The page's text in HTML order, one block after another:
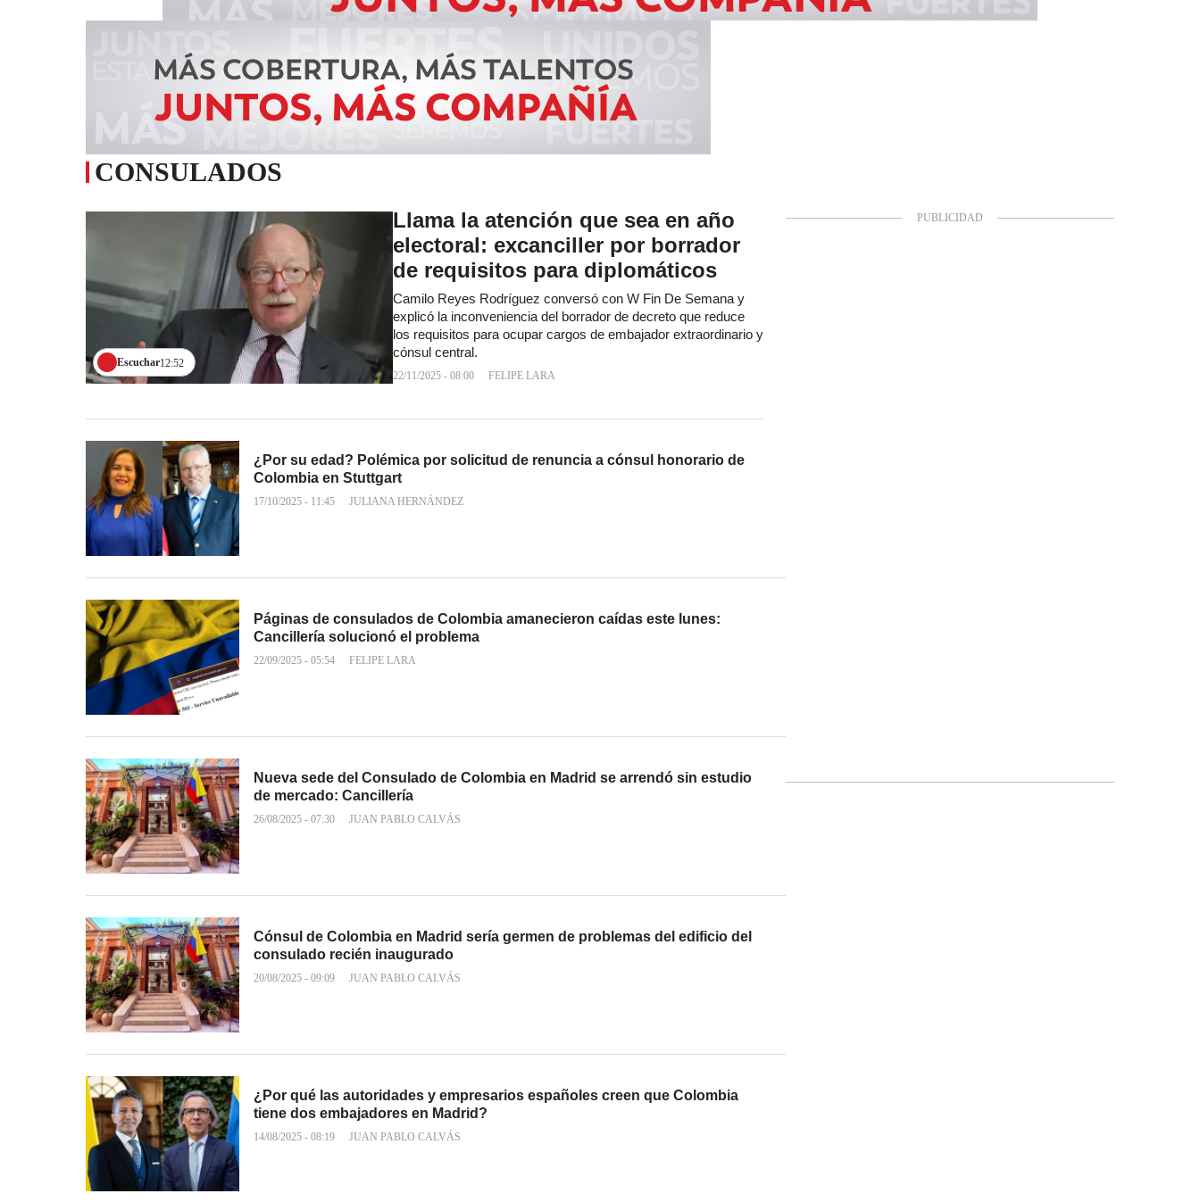
CONSULADOS
Escuchar12:52
Llama la atención que sea en año
electoral: excanciller por borrador
de requisitos para diplomáticos
Camilo Reyes Rodríguez conversó con W Fin De Semana y
explicó la inconveniencia del borrador de decreto que reduce
los requisitos para ocupar cargos de embajador extraordinario y
cónsul central.
22/11/2025 - 08:00 FELIPE LARA
¿Por su edad? Polémica por solicitud de renuncia a cónsul honorario de
Colombia en Stuttgart
17/10/2025 - 11:45 JULIANA HERNÁNDEZ
Páginas de consulados de Colombia amanecieron caídas este lunes:
Cancillería solucionó el problema
22/09/2025 - 05:54 FELIPE LARA
Nueva sede del Consulado de Colombia en Madrid se arrendó sin estudio
de mercado: Cancillería
26/08/2025 - 07:30 JUAN PABLO CALVÁS
Cónsul de Colombia en Madrid sería germen de problemas del edificio del
consulado recién inaugurado
20/08/2025 - 09:09 JUAN PABLO CALVÁS
¿Por qué las autoridades y empresarios españoles creen que Colombia
tiene dos embajadores en Madrid?
14/08/2025 - 08:19 JUAN PABLO CALVÁS